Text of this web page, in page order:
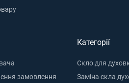
замовлення
Категорії
Скло для
Заміна скла